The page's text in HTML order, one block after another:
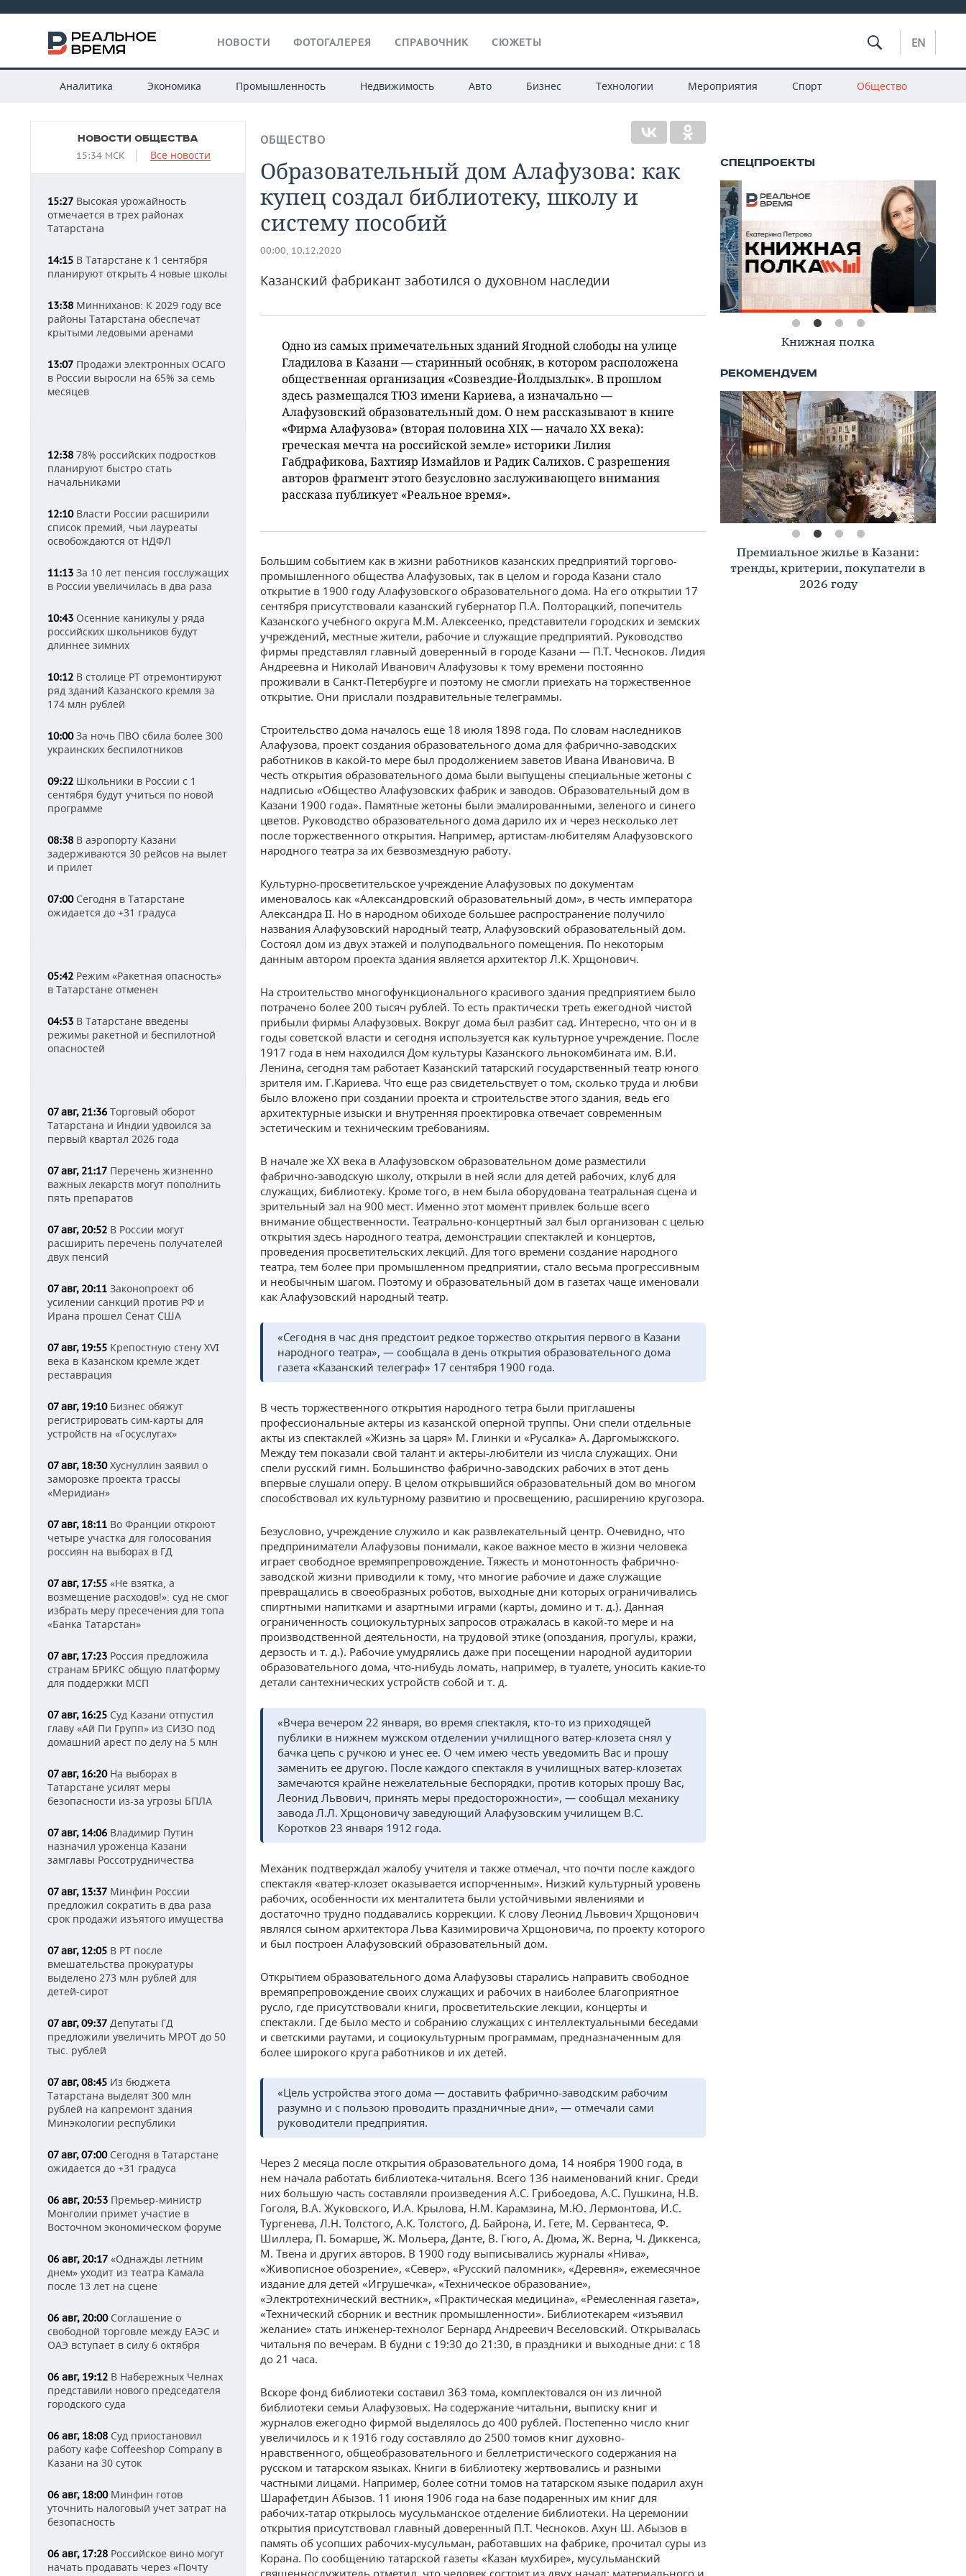
НОВОСТИ ФОТОГАЛЕРЕЯ СПРАВОЧНИК СЮЖЕТЫ EN
Аналитика Экономика Промышленность Недвижимость Авто Бизнес Технологии Мероприятия Спорт Общество
НОВОСТИ ОБЩЕСТВА
15:34 МСК Все новости
15:27 Высокая урожайность
отмечается в трех районах
Татарстана
14:15 В Татарстане к 1 сентября
планируют открыть 4 новые школы
13:38 Минниханов: К 2029 году все
районы Татарстана обеспечат
крытыми ледовыми аренами
13:07 Продажи электронных ОСАГО
в России выросли на 65% за семь
месяцев
12:38 78% российских подростков
планируют быстро стать
начальниками
12:10Власти России расширили
список премий, чьи лауреаты
освобождаются от НДФЛ
11:13 За 10 лет пенсия госслужащих
в России увеличилась в два раза
10:43 Осенние каникулы у ряда
российских школьников будут
длиннее зимних
10:12 В столице РТ отремонтируют
ряд зданий Казанского кремля за
174 млн рублей
10:00За ночь ПВО сбила более 300
украинских беспилотников
09:22 Школьники в России с 1
сентября будут учиться по новой
программе
08:38 В аэропорту Казани
задерживаются 30 рейсов на вылет
и прилет
07:00Сегодня в Татарстане
ожидается до +31 градуса
05:42 Режим «Ракетная опасность»
в Татарстане отменен
04:53 В Татарстане введены
режимы ракетной и беспилотной
опасностей
07 авг, 21:36 Торговый оборот
Татарстана и Индии удвоился за
первый квартал 2026 года
07 авг, 21:17 Перечень жизненно
важных лекарств могут пополнить
пять препаратов
07 авг, 20:52 В России могут
расширить перечень получателей
двух пенсий
07 авг, 20:11 Законопроект об
усилении санкций против РФ и
Ирана прошел Сенат США
07 авг, 19:55 Крепостную стену XVI
века в Казанском кремле ждет
реставрация
07 авг, 19:10Бизнес обяжут
регистрировать сим-карты для
устройств на «Госуслугах»
07 авг, 18:30Хуснуллин заявил о
заморозке проекта трассы
«Меридиан»
07 авг, 18:11 Во Франции откроют
четыре участка для голосования
россиян на выборах в ГД
07 авг, 17:55 «Не взятка, а
возмещение расходов!»: суд не смог
избрать меру пресечения для топа
«Банка Татарстан»
07 авг, 17:23 Россия предложила
странам БРИКС общую платформу
для поддержки МСП
07 авг, 16:25 Суд Казани отпустил
главу «Ай Пи Групп» из СИЗО под
домашний арест по делу на 5 млн
07 авг, 16:20На выборах в
Татарстане усилят меры
безопасности из-за угрозы БПЛА
07 авг, 14:06 Владимир Путин
назначил уроженца Казани
замглавы Россотрудничества
07 авг, 13:37 Минфин России
предложил сократить в два раза
срок продажи изъятого имущества
07 авг, 12:05 В РТ после
вмешательства прокуратуры
выделено 273 млн рублей для
детей-сирот
07 авг, 09:37 Депутаты ГД
предложили увеличить МРОТ до 50
тыс. рублей
07 авг, 08:45 Из бюджета
Татарстана выделят 300 млн
рублей на капремонт здания
Минэкологии республики
07 авг, 07:00Сегодня в Татарстане
ожидается до +31 градуса
06 авг, 20:53 Премьер-министр
Монголии примет участие в
Восточном экономическом форуме
06 авг, 20:17 «Однажды летним
днем» уходит из театра Камала
после 13 лет на сцене
06 авг, 20:00Соглашение о
свободной торговле между ЕАЭС и
ОАЭ вступает в силу 6 октября
06 авг, 19:12 В Набережных Челнах
представили нового председателя
городского суда
06 авг, 18:08 Суд приостановил
работу кафе Coffeeshop Company в
Казани на 30 суток
06 авг, 18:00Минфин готов
уточнить налоговый учет затрат на
безопасность
06 авг, 17:28 Российское вино могут
начать продавать через «Почту
ОБЩЕСТВО
Образовательный дом Алафузова: как
купец создал библиотеку, школу и
систему пособий
00:00, 10.12.2020
Казанский фабрикант заботился о духовном наследии
Одно из самых примечательных зданий Ягодной слободы на улице
Гладилова в Казани — старинный особняк, в котором расположена
общественная организация «Созвездие-Йолдызлык». В прошлом
здесь размещался ТЮЗ имени Кариева, а изначально —
Алафузовский образовательный дом. О нем рассказывают в книге
«Фирма Алафузова» (вторая половина XIX — начало XX века):
греческая мечта на российской земле» историки Лилия
Габдрафикова, Бахтияр Измайлов и Радик Салихов. С разрешения
авторов фрагмент этого безусловно заслуживающего внимания
рассказа публикует «Реальное время».
Большим событием как в жизни работников казанских предприятий торгово-
промышленного общества Алафузовых, так в целом и города Казани стало
открытие в 1900 году Алафузовского образовательного дома. На его открытии 17
сентября присутствовали казанский губернатор П.А. Полторацкий, попечитель
Казанского учебного округа М.М. Алексеенко, представители городских и земских
учреждений, местные жители, рабочие и служащие предприятий. Руководство
фирмы представлял главный доверенный в городе Казани — П.Т. Чесноков. Лидия
Андреевна и Николай Иванович Алафузовы к тому времени постоянно
проживали в Санкт-Петербурге и поэтому не смогли приехать на торжественное
открытие. Они прислали поздравительные телеграммы.
Строительство дома началось еще 18 июля 1898 года. По словам наследников
Алафузова, проект создания образовательного дома для фабрично-заводских
работников в какой-то мере был продолжением заветов Ивана Ивановича. В
честь открытия образовательного дома были выпущены специальные жетоны с
надписью «Общество Алафузовских фабрик и заводов. Образовательный дом в
Казани 1900 года». Памятные жетоны были эмалированными, зеленого и синего
цветов. Руководство образовательного дома дарило их и через несколько лет
после торжественного открытия. Например, артистам-любителям Алафузовского
народного театра за их безвозмездную работу.
Культурно-просветительское учреждение Алафузовых по документам
именовалось как «Александровский образовательный дом», в честь императора
Александра II. Но в народном обиходе большее распространение получило
названия Алафузовский народный театр, Алафузовский образовательный дом.
Состоял дом из двух этажей и полуподвального помещения. По некоторым
данным автором проекта здания является архитектор Л.К. Хрщонович.
На строительство многофункционального красивого здания предприятием было
потрачено более 200 тысяч рублей. То есть практически треть ежегодной чистой
прибыли фирмы Алафузовых. Вокруг дома был разбит сад. Интересно, что он и в
годы советской власти и сегодня используется как культурное учреждение. После
1917 года в нем находился Дом культуры Казанского льнокомбината им. В.И.
Ленина, сегодня там работает Казанский татарский государственный театр юного
зрителя им. Г.Кариева. Что еще раз свидетельствует о том, сколько труда и любви
было вложено при создании проекта и строительстве этого здания, ведь его
архитектурные изыски и внутренняя проектировка отвечает современным
эстетическим и техническим требованиям.
В начале же XX века в Алафузовском образовательном доме разместили
фабрично-заводскую школу, открыли в ней ясли для детей рабочих, клуб для
служащих, библиотеку. Кроме того, в нем была оборудована театральная сцена и
зрительный зал на 900 мест. Именно этот момент привлек больше всего
внимание общественности. Театрально-концертный зал был организован с целью
открытия здесь народного театра, демонстрации спектаклей и концертов,
проведения просветительских лекций. Для того времени создание народного
театра, тем более при промышленном предприятии, стало весьма прогрессивным
и необычным шагом. Поэтому и образовательный дом в газетах чаще именовали
как Алафузовский народный театр.
«Сегодня в час дня предстоит редкое торжество открытия первого в Казани
народного театра», — сообщала в день открытия образовательного дома
газета «Казанский телеграф» 17 сентября 1900 года.
В честь торжественного открытия народного тетра были приглашены
профессиональные актеры из казанской оперной труппы. Они спели отдельные
акты из спектаклей «Жизнь за царя» М. Глинки и «Русалка» А. Даргомыжского.
Между тем показали свой талант и актеры-любители из числа служащих. Они
спели русский гимн. Большинство фабрично-заводских рабочих в этот день
впервые слушали оперу. В целом открывшийся образовательный дом во многом
способствовал их культурному развитию и просвещению, расширению кругозора.
Безусловно, учреждение служило и как развлекательный центр. Очевидно, что
предприниматели Алафузовы понимали, какое важное место в жизни человека
играет свободное времяпрепровождение. Тяжесть и монотонность фабрично-
заводской жизни приводили к тому, что многие рабочие и даже служащие
превращались в своеобразных роботов, выходные дни которых ограничивались
спиртными напитками и азартными играми (карты, домино и т. д.). Данная
ограниченность социокультурных запросов отражалась в какой-то мере и на
производственной деятельности, на трудовой этике (опоздания, прогулы, кражи,
дерзость и т. д.). Рабочие умудрялись даже при посещении народной аудитории
образовательного дома, что-нибудь ломать, например, в туалете, уносить какие-то
детали сантехнических устройств собой и т. д.
«Вчера вечером 22 января, во время спектакля, кто-то из приходящей
публики в нижнем мужском отделении училищного ватер-клозета снял у
бачка цепь с ручкою и унес ее. О чем имею честь уведомить Вас и прошу
заменить ее другою. После каждого спектакля в училищных ватер-клозетах
замечаются крайне нежелательные беспорядки, против которых прошу Вас,
Леонид Львович, принять меры предосторожности», — сообщал механику
завода Л.Л. Хрщоновичу заведующий Алафузовским училищем В.С.
Коротков 23 января 1912 года.
Механик подтверждал жалобу учителя и также отмечал, что почти после каждого
спектакля «ватер-клозет оказывается испорченным». Низкий культурный уровень
рабочих, особенности их менталитета были устойчивыми явлениями и
достаточно трудно поддавались коррекции. К слову Леонид Львович Хрщонович
являлся сыном архитектора Льва Казимировича Хрщоновича, по проекту которого
и был построен Алафузовский образовательный дом.
Открытием образовательного дома Алафузовы старались направить свободное
времяпрепровождение своих служащих и рабочих в наиболее благоприятное
русло, где присутствовали книги, просветительские лекции, концерты и
спектакли. Где было место и собранию служащих с интеллектуальными беседами
и светскими раутами, и социокультурным программам, предназначенным для
более широкого круга работников и их детей.
«Цель устройства этого дома — доставить фабрично-заводским рабочим
разумно и с пользою проводить праздничные дни», — отмечали сами
руководители предприятия.
Через 2 месяца после открытия образовательного дома, 14 ноября 1900 года, в
нем начала работать библиотека-читальня. Всего 136 наименований книг. Среди
них большую часть составляли произведения А.С. Грибоедова, А.С. Пушкина, Н.В.
Гоголя, В.А. Жуковского, И.А. Крылова, Н.М. Карамзина, М.Ю. Лермонтова, И.С.
Тургенева, Л.Н. Толстого, А.К. Толстого, Д. Байрона, И. Гете, М. Сервантеса, Ф.
Шиллера, П. Бомарше, Ж. Мольера, Данте, В. Гюго, А. Дюма, Ж. Верна, Ч. Диккенса,
М. Твена и других авторов. В 1900 году выписывались журналы «Нива»,
«Живописное обозрение», «Север», «Русский паломник», «Деревня», ежемесячное
издание для детей «Игрушечка», «Техническое образование»,
«Электротехнический вестник», «Практическая медицина», «Ремесленная газета»,
«Технический сборник и вестник промышленности». Библиотекарем «изъявил
желание» стать инженер-технолог Бернард Андреевич Веселовский. Открывалась
читальня по вечерам. В будни с 19:30 до 21:30, в праздники и выходные дни: с 18
до 21 часа.
Вскоре фонд библиотеки составил 363 тома, комплектовался он из личной
библиотеки семьи Алафузовых. На содержание читальни, выписку книг и
журналов ежегодно фирмой выделялось до 400 рублей. Постепенно число книг
увеличилось и к 1916 году составляло до 2500 томов книг духовно-
нравственного, общеобразовательного и беллетристического содержания на
русском и татарском языках. Книги в библиотеку жертвовались и разными
частными лицами. Например, более сотни томов на татарском языке подарил ахун
Шарафетдин Абызов. 11 июня 1906 года на базе подаренных им книг для
рабочих-татар открылось мусульманское отделение библиотеки. На церемонии
открытия присутствовал главный доверенный П.Т. Чесноков. Ахун Ш. Абызов в
память об усопших рабочих-мусульман, работавших на фабрике, прочитал суры из
Корана. По сообщению татарской газеты «Казан мухбире», мусульманский
священнослужитель отметил, что человек состоит из двух начал: материального и
Книжная полка
Премиальное жилье в Казани:
тренды, критерии, покупатели в
2026 году